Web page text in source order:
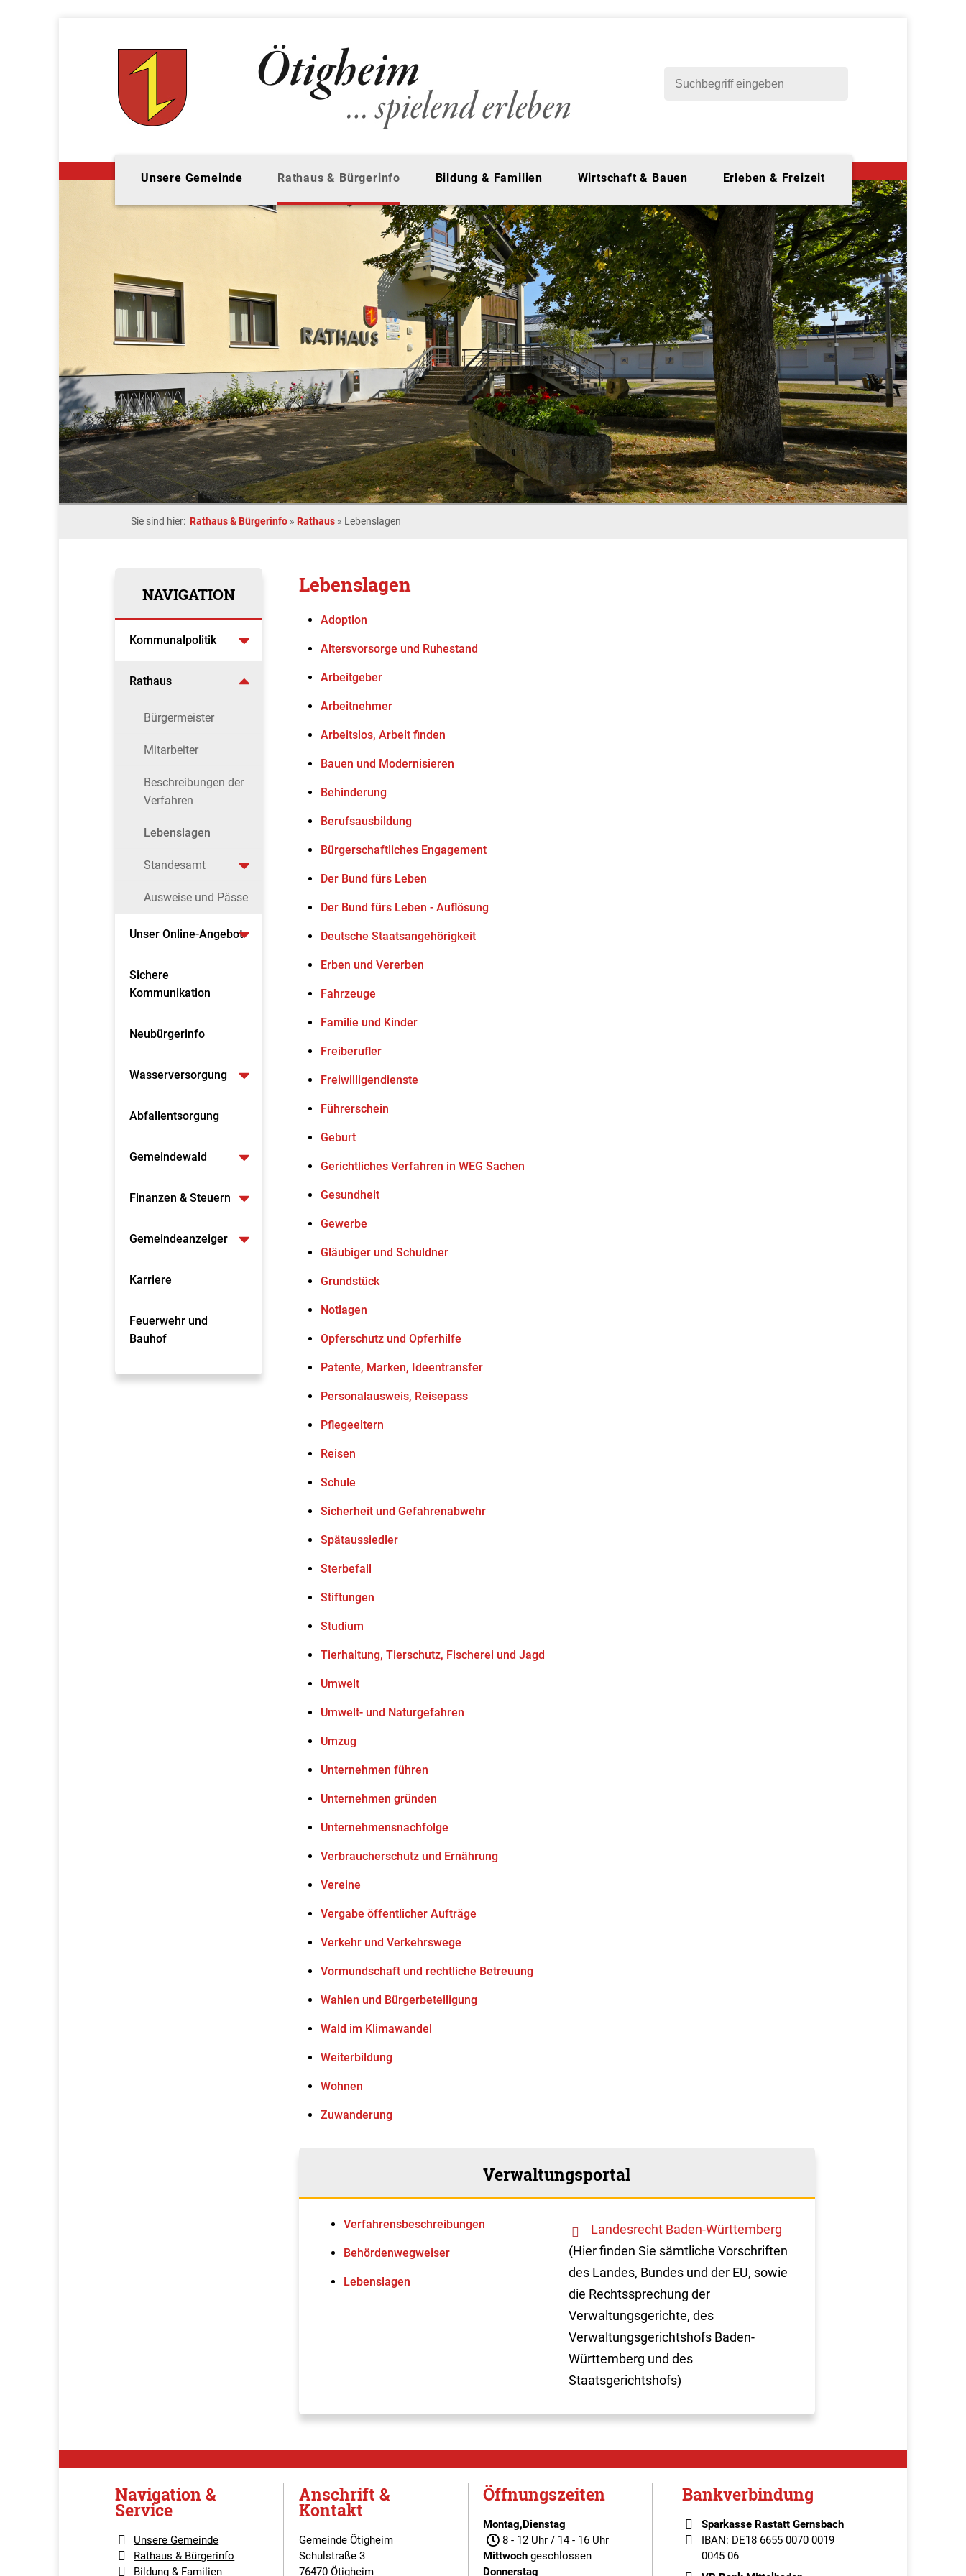
Unsere Gemeinde Rathaus & Bürgerinfo Bildung & Familien Wirtschaft & Bauen Erleben & Freizeit
Sie sind hier: Rathaus & Bürgerinfo » Rathaus » Lebenslagen
NAVIGATION
Kommunalpolitik
Rathaus
Bürgermeister
Mitarbeiter
Beschreibungen der
Verfahren
Lebenslagen
Standesamt
Ausweise und Pässe
Unser Online-Angebot
Sichere
Kommunikation
Neubürgerinfo
Wasserversorgung
Abfallentsorgung
Gemeindewald
Finanzen & Steuern
Gemeindeanzeiger
Karriere
Feuerwehr und
Bauhof
Lebenslagen
Adoption
Altersvorsorge und Ruhestand
Arbeitgeber
Arbeitnehmer
Arbeitslos, Arbeit finden
Bauen und Modernisieren
Behinderung
Berufsausbildung
Bürgerschaftliches Engagement
Der Bund fürs Leben
Der Bund fürs Leben - Auflösung
Deutsche Staatsangehörigkeit
Erben und Vererben
Fahrzeuge
Familie und Kinder
Freiberufler
Freiwilligendienste
Führerschein
Geburt
Gerichtliches Verfahren in WEG Sachen
Gesundheit
Gewerbe
Gläubiger und Schuldner
Grundstück
Notlagen
Opferschutz und Opferhilfe
Patente, Marken, Ideentransfer
Personalausweis, Reisepass
Pflegeeltern
Reisen
Schule
Sicherheit und Gefahrenabwehr
Spätaussiedler
Sterbefall
Stiftungen
Studium
Tierhaltung, Tierschutz, Fischerei und Jagd
Umwelt
Umwelt- und Naturgefahren
Umzug
Unternehmen führen
Unternehmen gründen
Unternehmensnachfolge
Verbraucherschutz und Ernährung
Vereine
Vergabe öffentlicher Aufträge
Verkehr und Verkehrswege
Vormundschaft und rechtliche Betreuung
Wahlen und Bürgerbeteiligung
Wald im Klimawandel
Weiterbildung
Wohnen
Zuwanderung
Verwaltungsportal
Verfahrens­beschreibungen
Behördenwegweiser
Lebenslagen
Landesrecht Baden-Württemberg
(Hier finden Sie sämtliche Vorschriften
des Landes, Bundes und der EU, sowie
die Rechtssprechung der
Verwaltungsgerichte, des
Verwaltungsgerichtshofs Baden-
Württemberg und des
Staatsgerichtshofs)
Navigation &
Service
Unsere Gemeinde
Rathaus & Bürgerinfo
Bildung & Familien
Anschrift &
Kontakt
Gemeinde Ötigheim
Schulstraße 3
76470 Ötigheim
Öffnungszeiten
Montag,Dienstag
8 - 12 Uhr / 14 - 16 Uhr
Mittwoch geschlossen
Donnerstag
Bankverbindung
Sparkasse Rastatt Gernsbach
IBAN: DE18 6655 0070 0019
0045 06